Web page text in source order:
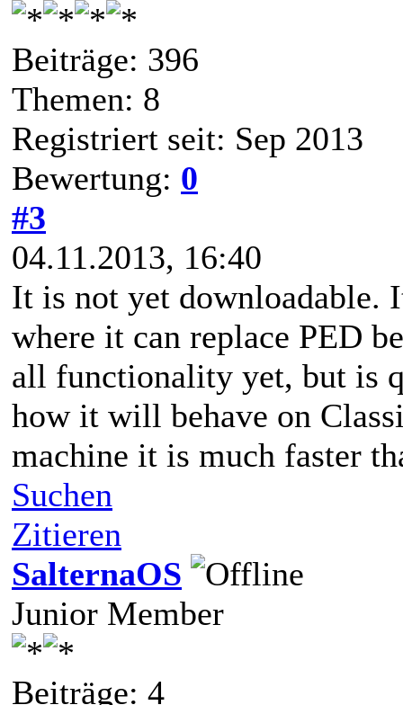
Beiträge: 396
Themen: 8
Registriert seit: Sep 2013
Bewertung: 0
#3
04.11.2013, 16:40
It is not yet downloadable.
where it can replace PED
all functionality yet, but is
how it will behave on
machine it is much faster
Suchen
Zitieren
SalternaOS
Junior Member
Beiträge: 4